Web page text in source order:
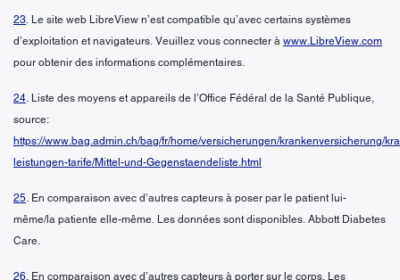
23. Le site web LibreView n’est compatible qu’avec certains systèmes
d’exploitation et navigateurs. Veuillez vous connecter à www.LibreView.com
pour obtenir des informations complémentaires.
24. Liste des moyens et appareils de l’Office Fédéral de la Santé Publique,
source:
https://www.bag.admin.ch/bag/fr/home/versicherungen/krankenversicherung/
leistungen-tarife/Mittel-und-Gegenstaendeliste.html
25. En comparaison avec d’autres capteurs à poser par le patient lui-
même/la patiente elle-même. Les données sont disponibles. Abbott Diabetes
Care.
26. En comparaison avec d’autres capteurs à porter sur le corps. Les